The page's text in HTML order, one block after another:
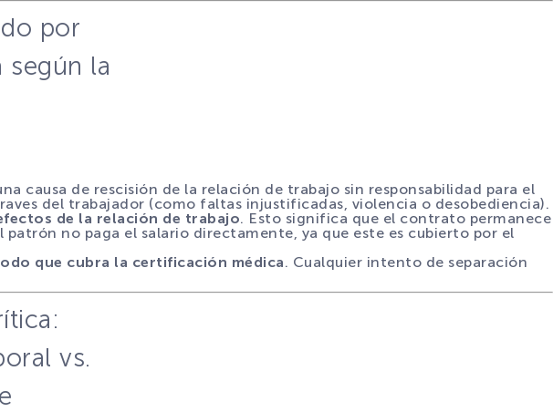
por
según la
causa de rescisión de la relación de trabajo sin responsabilidad para el
del trabajador (como faltas injustificadas, violencia o desobediencia).
de la relación de trabajo. Esto significa que el contrato permanece
no paga el salario directamente, ya que este es cubierto por el
que cubra la certificación médica. Cualquier intento de separación
vs.